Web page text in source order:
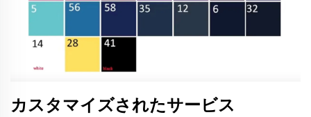
カスタマイズされたサービス